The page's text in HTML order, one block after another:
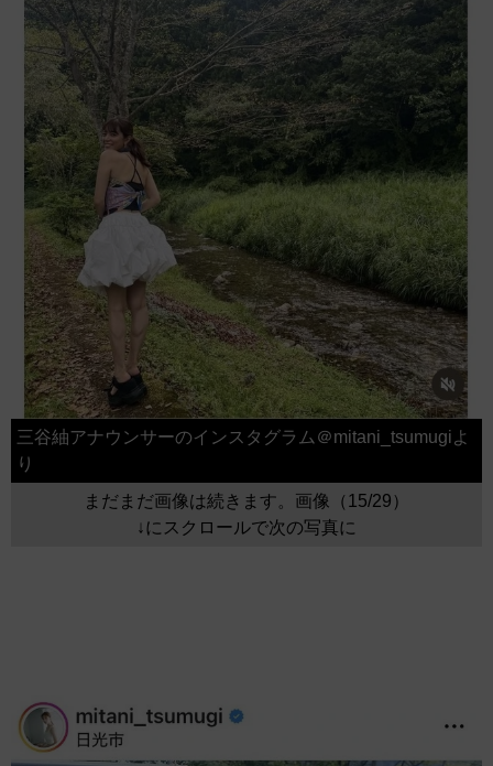
三谷紬アナウンサーのインスタグラム＠mitani_tsumugiよ
り
まだまだ画像は続きます。画像（15/29）
↓にスクロールで次の写真に